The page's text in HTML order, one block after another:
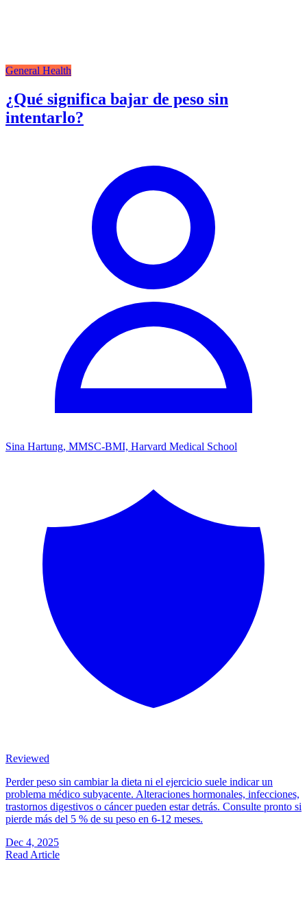
General Health
¿Qué significa bajar de peso sin
intentarlo?
Sina Hartung, MMSC-BMI, Harvard Medical School
Reviewed
Perder peso sin cambiar la dieta ni el ejercicio suele indicar un
problema médico subyacente. Alteraciones hormonales, infecciones,
trastornos digestivos o cáncer pueden estar detrás. Consulte pronto si
pierde más del 5 % de su peso en 6-12 meses.
Dec 4, 2025
Read Article